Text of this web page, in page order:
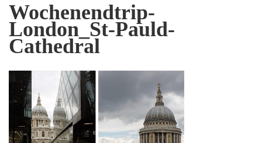
Wochenendtrip-
London_St-Pauld-
Cathedral